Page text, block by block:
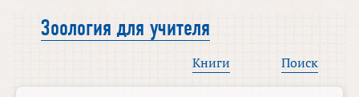
Зоология для учителя
Книги Поиск